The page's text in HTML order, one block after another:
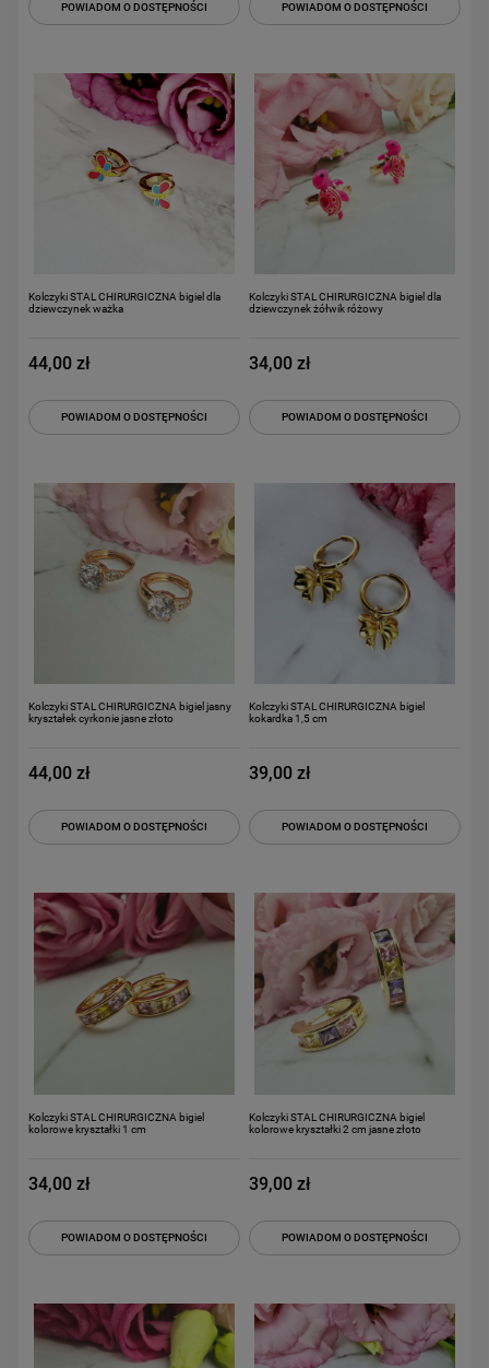
POWIADOM O DOSTĘPNOŚCI POWIADOM O DOSTĘPNOŚCI
Kolczyki STAL CHIRURGICZNA bigiel dla
dziewczynek ważka
44,00 zł
POWIADOM O DOSTĘPNOŚCI
Kolczyki STAL CHIRURGICZNA bigiel dla
dziewczynek żółwik różowy
34,00 zł
POWIADOM O DOSTĘPNOŚCI
Kolczyki STAL CHIRURGICZNA bigiel jasny
kryształek cyrkonie jasne złoto
44,00 zł
POWIADOM O DOSTĘPNOŚCI
Kolczyki STAL CHIRURGICZNA bigiel
kokardka 1,5 cm
39,00 zł
POWIADOM O DOSTĘPNOŚCI
Kolczyki STAL CHIRURGICZNA bigiel
kolorowe kryształki 1 cm
34,00 zł
POWIADOM O DOSTĘPNOŚCI
Kolczyki STAL CHIRURGICZNA bigiel
kolorowe kryształki 2 cm jasne złoto
39,00 zł
POWIADOM O DOSTĘPNOŚCI